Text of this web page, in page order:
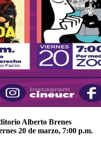
Alberto Brenes
20 de marzo, 7:00 p.m.